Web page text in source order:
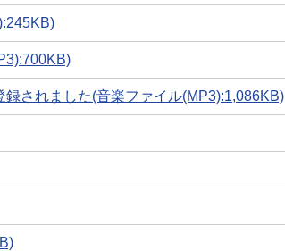
されました(音楽ファイル(MP3):1,086KB)